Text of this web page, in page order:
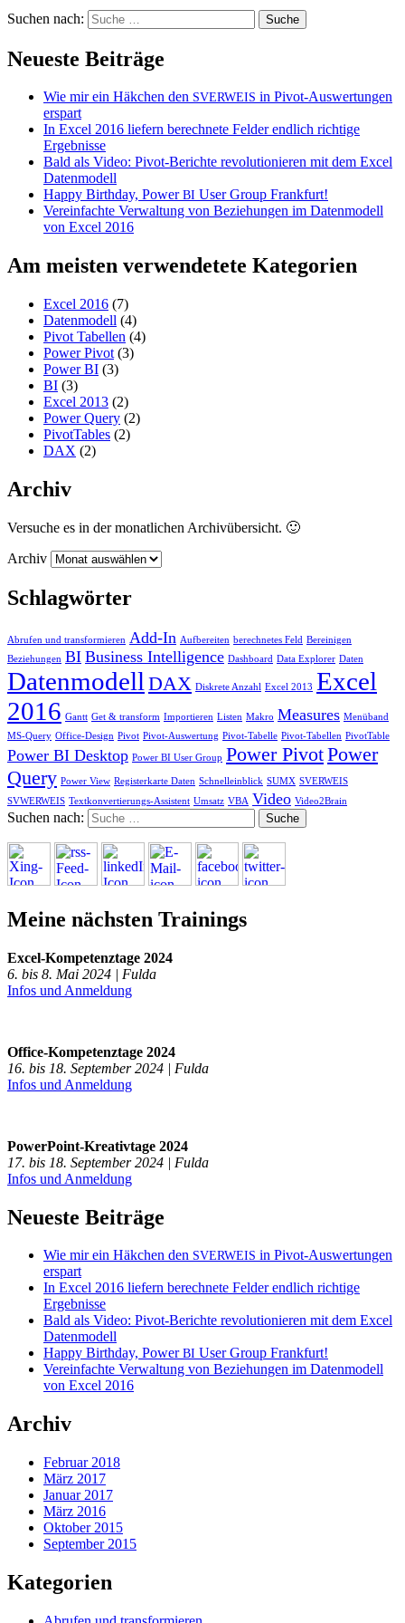
Suchen nach:
Neueste Beiträge
Wie mir ein Häkchen den SVERWEIS in Pivot-Auswertungen
erspart
In Excel 2016 liefern berechnete Felder endlich richtige
Ergebnisse
Bald als Video: Pivot-Berichte revolutionieren mit dem Excel
Datenmodell
Happy Birthday, PowerBI User Group Frankfurt!
Vereinfachte Verwaltung von Beziehungen im Datenmodell
von Excel 2016
Am meisten verwendetete Kategorien
Excel 2016 (7)
Datenmodell (4)
Pivot Tabellen (4)
Power Pivot (3)
Power BI (3)
BI (3)
Excel 2013 (2)
Power Query (2)
PivotTables (2)
DAX (2)
Archiv
Versuche es in der monatlichen Archivübersicht. 🙂
Archiv
Schlagwörter
Abrufen und transformieren Add-In Aufbereiten berechnetes Feld Bereinigen
Beziehungen BI Business Intelligence Dashboard Data Explorer Daten
Datenmodell DAX Diskrete Anzahl Excel 2013 Excel
2016 Gantt Get & transform Importieren Listen Makro Measures Menüband
MS-Query Office-Design Pivot Pivot-Auswertung Pivot-Tabelle Pivot-Tabellen PivotTable
Power BI Desktop Power BI User Group Power PivotPower
Query Power View Registerkarte Daten Schnelleinblick SUMX SVERWEIS
SVWERWEIS Textkonvertierungs-Assistent Umsatz VBA Video Video2Brain
Suchen nach:
Meine nächsten Trainings
Excel-Kompetenztage 2024
6. bis 8. Mai 2024 | Fulda
Infos und Anmeldung
Office-Kompetenztage 2024
16. bis 18. September 2024 | Fulda
Infos und Anmeldung
PowerPoint-Kreativtage 2024
17. bis 18. September 2024 | Fulda
Infos und Anmeldung
Neueste Beiträge
Wie mir ein Häkchen den SVERWEIS in Pivot-Auswertungen
erspart
In Excel 2016 liefern berechnete Felder endlich richtige
Ergebnisse
Bald als Video: Pivot-Berichte revolutionieren mit dem Excel
Datenmodell
Happy Birthday, PowerBI User Group Frankfurt!
Vereinfachte Verwaltung von Beziehungen im Datenmodell
von Excel 2016
Archiv
Februar 2018
März 2017
Januar 2017
März 2016
Oktober 2015
September 2015
Kategorien